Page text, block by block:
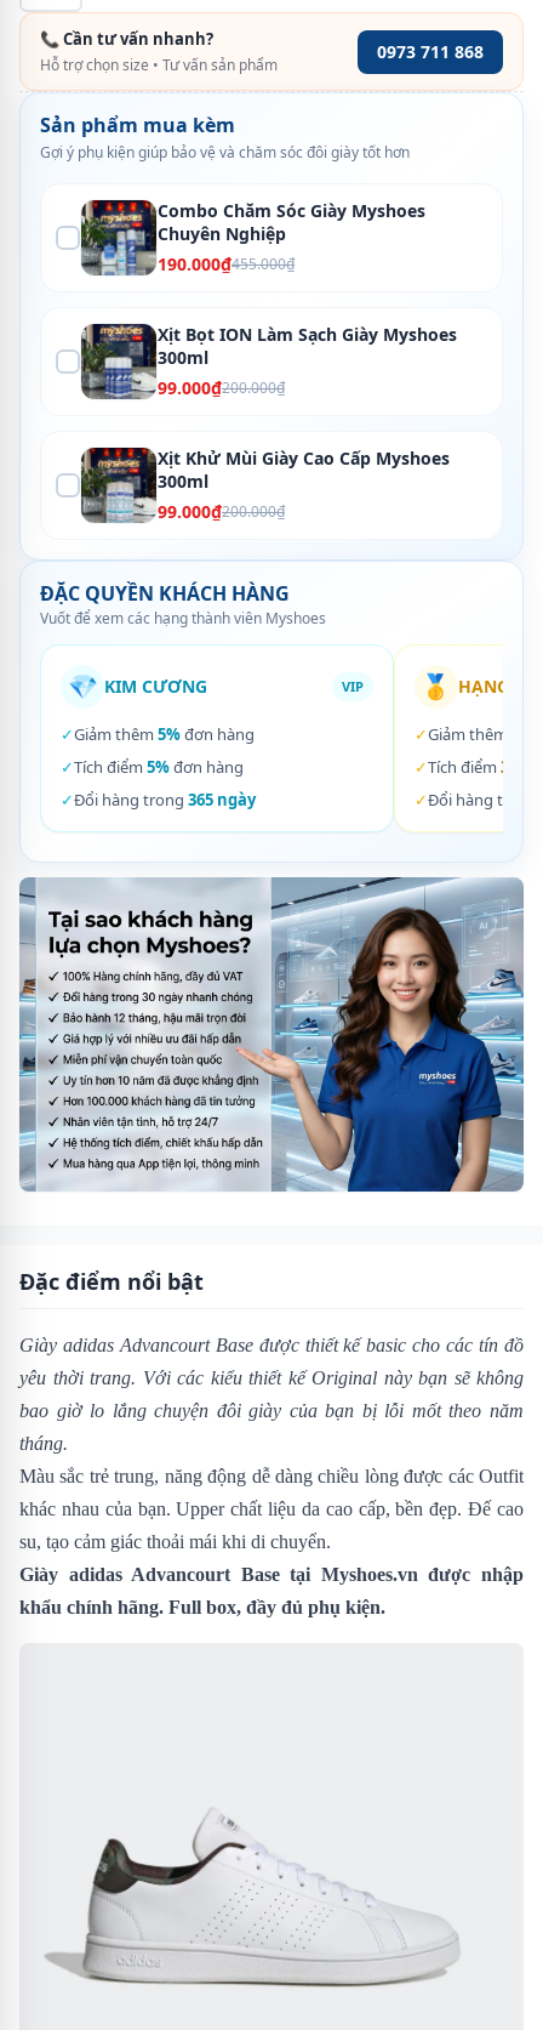
📞 Cần tư vấn nhanh?
Hỗ trợ chọn size • Tư vấn sản phẩm
0973 711 868
Sản phẩm mua kèm
Gợi ý phụ kiện giúp bảo vệ và chăm sóc đôi giày tốt hơn
Combo Chăm Sóc Giày Myshoes
Chuyên Nghiệp
190.000₫455.000₫
Xịt Bọt ION Làm Sạch Giày Myshoes
300ml
99.000₫200.000₫
Xịt Khử Mùi Giày Cao Cấp Myshoes
300ml
99.000₫200.000₫
ĐẶC QUYỀN KHÁCH HÀNG
Vuốt để xem các hạng thành viên Myshoes
💎 KIM CƯƠNG VIP
✓Giảm thêm 5%đơn hàng
✓Tích điểm 5%đơn hàng
✓Đổi hàng trong 365 ngày
🥇 HẠNG
✓Giảm thêm
✓Tích điểm 3%
✓Đổi hàng trong
Đặc điểm nổi bật
Giày adidas Advancourt Base được thiết kế basic cho các tín đồ
yêu thời trang. Với các kiểu thiết kế Original này bạn sẽ không
bao giờ lo lắng chuyện đôi giày của bạn bị lỗi mốt theo năm
tháng.
Màu sắc trẻ trung, năng động dễ dàng chiều lòng được các Outfit
khác nhau của bạn. Upper chất liệu da cao cấp, bền đẹp. Đế cao
su, tạo cảm giác thoải mái khi di chuyển.
Giày adidas Advancourt Base tại Myshoes.vn được nhập
khẩu chính hãng. Full box, đầy đủ phụ kiện.